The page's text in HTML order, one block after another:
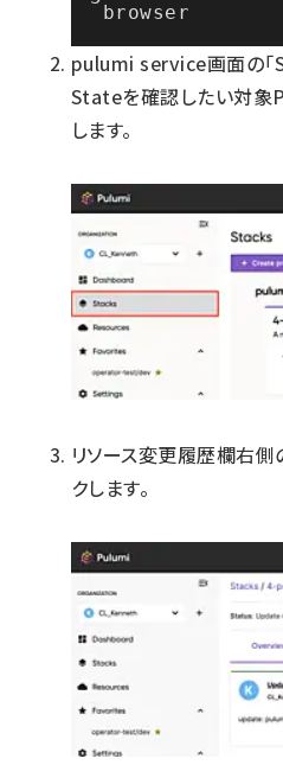
browser
pulumi service画面の「
Stateを確認したい対象
します。
リソース変更履歴欄右
クします。